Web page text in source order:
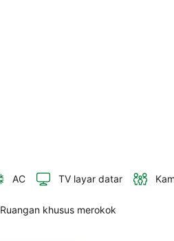
AC TV layar datar
Ruangan khusus merokok